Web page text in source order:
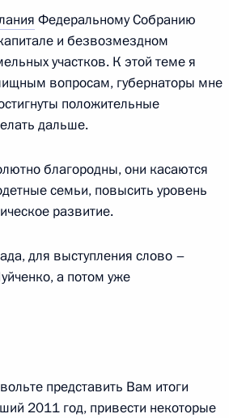
Георгием
Волковым
Федеральному Собранию
и безвозмездном
участков. К этой теме я
вопросам, губернаторы мне
положительные
дальше.
благородны, они касаются
семьи, повысить уровень
развитие.
для выступления слово –
а потом уже
представить Вам итоги
2011 год, привести некоторые